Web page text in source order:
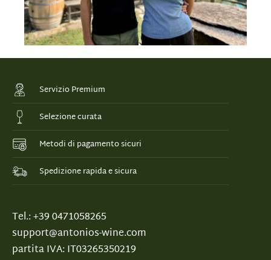
Servizio Premium
Selezione curata
Metodi di pagamento sicuri
Spedizione rapida e sicura
Tel.: +39 0471058265
support@antonios-wine.com
partita IVA: IT03265350219